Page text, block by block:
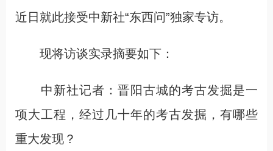
近日就此接受中新社“东西问”独家专访。
现将访谈实录摘要如下：
中新社记者：晋阳古城的考古发掘是一
项大工程，经过几十年的考古发掘，有哪些
重大发现？